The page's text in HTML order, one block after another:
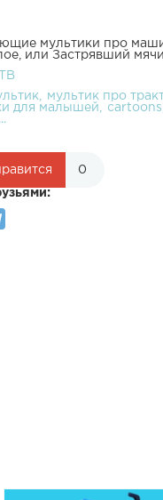
мультики про
или Застрявший
мультик про
для малышей cartoons
0